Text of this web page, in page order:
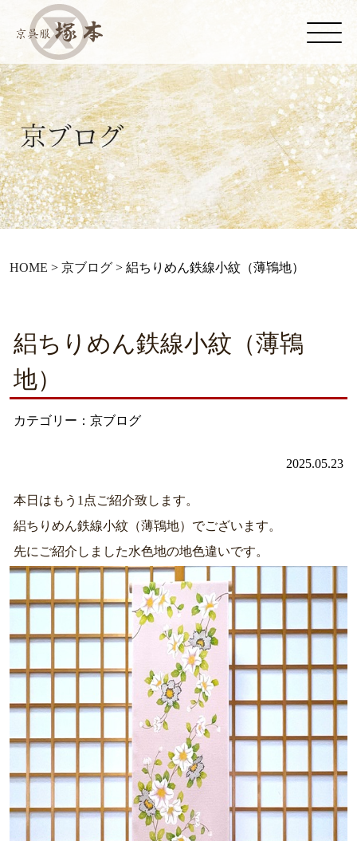
HOME > 京ブログ> 絽ちりめん鉄線小紋（薄鴇地）
絽ちりめん鉄線小紋（薄鴇
地）
カテゴリー：京ブログ
2025.05.23
本日はもう1点ご紹介致します。
絽ちりめん鉄線小紋（薄鴇地）でございます。
先にご紹介しました水色地の地色違いです。